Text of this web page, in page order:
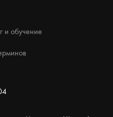
и обучение